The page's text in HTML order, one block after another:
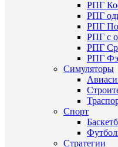
РПГ
РПГ
РПГ
РПГ с
РПГ
РПГ
Симуляторы
Спорт
Стратегии